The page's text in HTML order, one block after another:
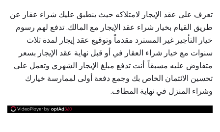
تعرف على عقد الإيجار لامتلاكه حيث ينطبق عليك شراء عقار عن
طريق القيام بخيار شراء عقد الإيجار مع المالك. تدفع لهم رسوم
خيار التأجير غير المسترد مقدماً وتوقيع عقد إيجار لمدة ثلاث
سنوات مع خيار شراء العقار في أو قبل نهاية عقد الإيجار بسعر
متفاوض عليه مسبقاً. أنت تدفع مبلغ الإيجار الشهري وتعمل على
تحسين الائتمان الخاص بك وجمع دفعة أولى لممارسة خيارك
وشراء المنزل في نهاية المطاف.